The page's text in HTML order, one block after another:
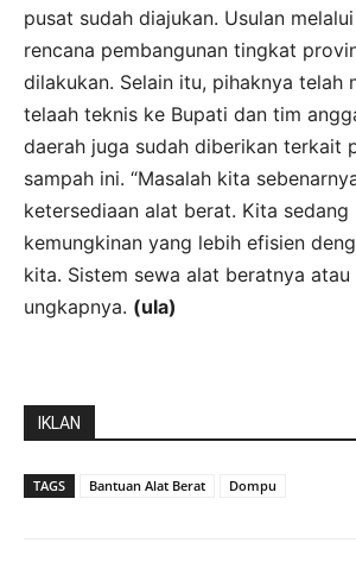
pusat sudah diajukan. Usulan
rencana pembangunan tingkat
dilakukan. Selain itu, pihaknya telah
telaah teknis ke Bupati dan tim
daerah juga sudah diberikan terkait
sampah ini. “Masalah kita
ketersediaan alat berat. Kita sedang
kemungkinan yang lebih efisien
kita. Sistem sewa alat beratnya atau
ungkapnya. (ula)
IKLAN
TAGS Bantuan Alat Berat Dompu